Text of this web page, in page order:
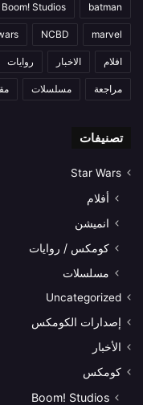
batman
Boom! Studios
marvel
NCBD
افلام الاخبار روايات
مراجعة مسلسلات
تصنيفات
Star Wars
أفلام
انميشن
كومكس / روايات
مسلسلات
Uncategorized
إصدارات الكومكس
الأخبار
كومكس
Boom! Studios